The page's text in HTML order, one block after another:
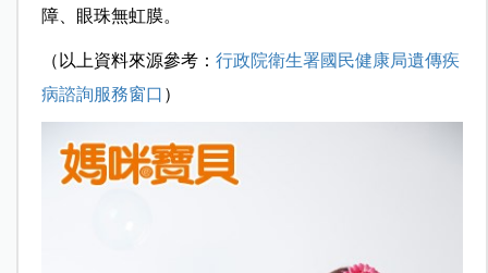
障、眼珠無虹膜。
（以上資料來源參考： 行政院衛生署國民健康局遺傳疾
病諮詢服務窗口 ）